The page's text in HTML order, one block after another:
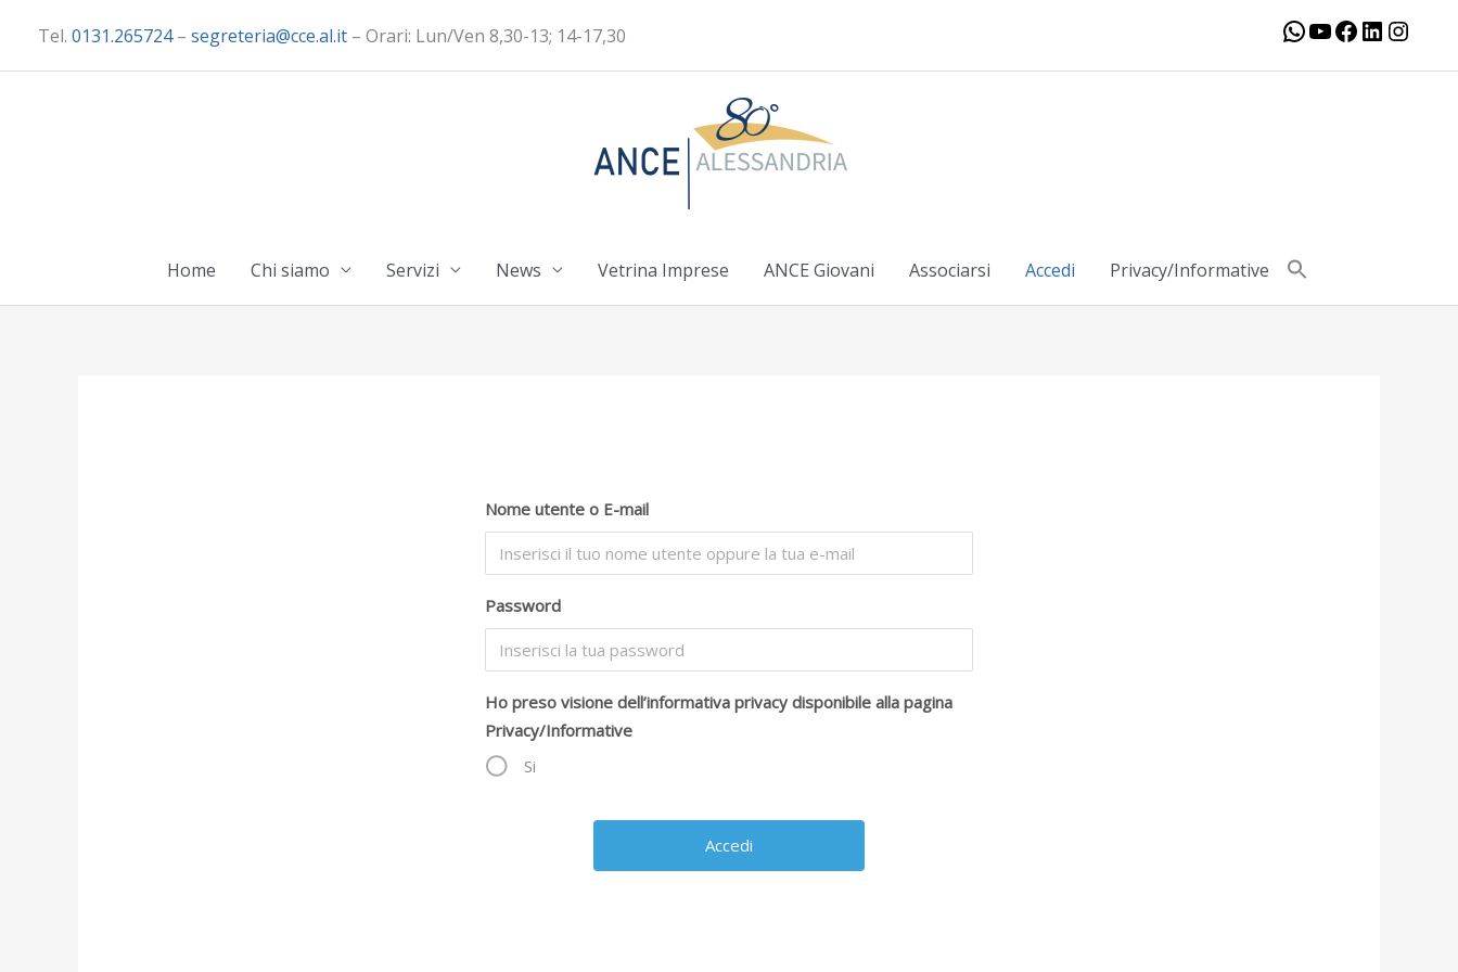
contenuto
Tel. 0131.265724– segreteria@cce.al.it – Orari: Lun/Ven 8,30-13; 14-17,30
WhatsApp
YouTube
Facebook
LinkedIn
Home Chi siamo Servizi News Vetrina Imprese ANCE Giovani Associarsi Accedi Privacy/Informative
Nome utente o E-mail
Password
Ho preso visione dell’informativa privacy disponibile alla pagina
Privacy/Informative
Si